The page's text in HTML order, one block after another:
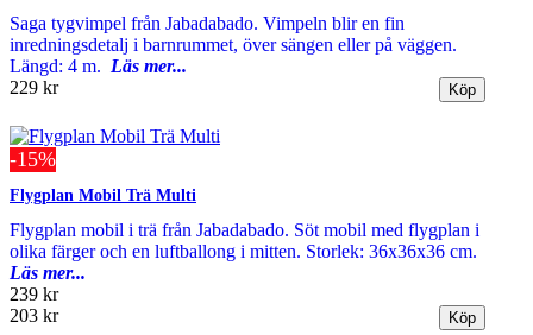
Saga tygvimpel från Jabadabado. Vimpeln blir en fin
inredningsdetalj i barnrummet, över sängen eller på väggen.
Längd: 4 m. Läs mer...
229 kr
-15%
Flygplan Mobil Trä Multi
Flygplan mobil i trä från Jabadabado. Söt mobil med flygplan i
olika färger och en luftballong i mitten. Storlek: 36x36x36 cm.
Läs mer...
239 kr
203 kr